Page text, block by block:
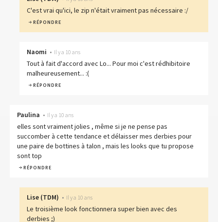
C'est vrai qu'ici, le zip n'était vraiment pas nécessaire :/
RÉPONDRE
Naomi • Il y a 10 ans
Tout à fait d'accord avec Lo... Pour moi c'est rédhibitoire
malheureusement... :(
RÉPONDRE
Paulina • Il y a 10 ans
elles sont vraiment jolies , même si je ne pense pas
succomber à cette tendance et délaisser mes derbies pour
une paire de bottines à talon , mais les looks que tu propose
sont top
RÉPONDRE
Lise (TDM) • Il y a 10 ans
Le troisième look fonctionnera super bien avec des
derbies ;)